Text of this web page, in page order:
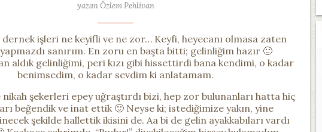
yazan Özlem Pehlivan
dernek işleri ne keyifli ve ne zor… Keyfi, heyecanı olmasa zaten
sanırım. En zoru en başta bitti; gelinliğim hazır 🙂
aldık gelinliğimi, peri kızı gibi hissettirdi bana kendimi, o kadar
benimsedim, o kadar sevdim ki anlatamam.
şekerleri epey uğraştırdı bizi, hep zor bulunanları hatta hiç
beğendik ve inat ettik 🙂 Neyse ki; istediğimize yakın, yine
şekilde hallettik ikisini de. Aa bi de gelin ayakkabıları vardı